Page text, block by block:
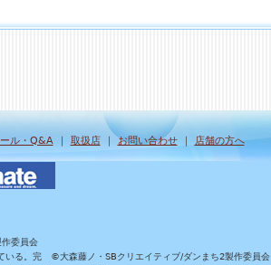
ル・Q&A｜ 取扱店｜お問い合わせ｜ 店舗の方へ
委員会
る。完 ©大森藤ノ・SBクリエイティブ/ダンまち2製作委員会